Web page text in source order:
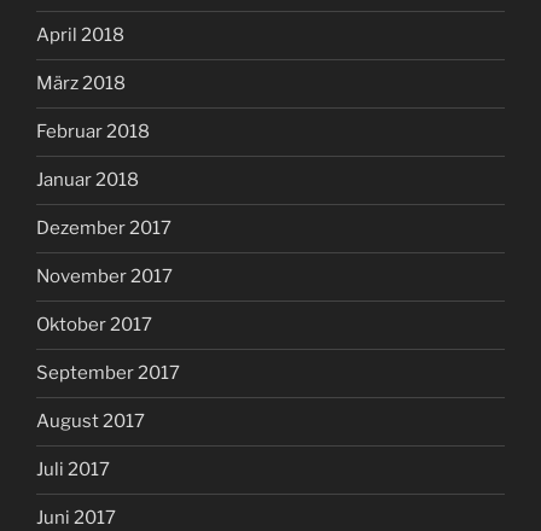
April 2018
März 2018
Februar 2018
Januar 2018
Dezember 2017
November 2017
Oktober 2017
September 2017
August 2017
Juli 2017
Juni 2017